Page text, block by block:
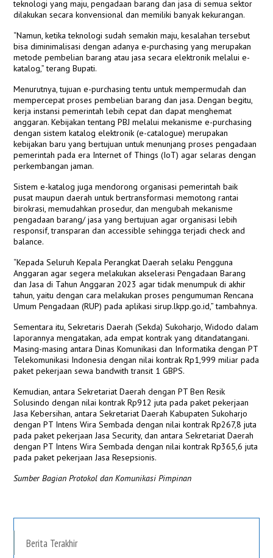
teknologi yang maju, pengadaan barang dan jasa di semua sektor
dilakukan secara konvensional dan memiliki banyak kekurangan.
“Namun, ketika teknologi sudah semakin maju, kesalahan tersebut
bisa diminimalisasi dengan adanya e-purchasing yang merupakan
metode pembelian barang atau jasa secara elektronik melalui e-
katalog,” terang Bupati.
Menurutnya, tujuan e-purchasing tentu untuk mempermudah dan
mempercepat proses pembelian barang dan jasa. Dengan begitu,
kerja instansi pemerintah lebih cepat dan dapat menghemat
anggaran. Kebijakan tentang PBJ melalui mekanisme e-purchasing
dengan sistem katalog elektronik (e-catalogue) merupakan
kebijakan baru yang bertujuan untuk menunjang proses pengadaan
pemerintah pada era Internet of Things (IoT) agar selaras dengan
perkembangan jaman.
Sistem e-katalog juga mendorong organisasi pemerintah baik
pusat maupun daerah untuk bertransformasi memotong rantai
birokrasi, memudahkan prosedur, dan mengubah mekanisme
pengadaan barang/ jasa yang bertujuan agar organisasi lebih
responsif, transparan dan accessible sehingga terjadi check and
balance.
“Kepada Seluruh Kepala Perangkat Daerah selaku Pengguna
Anggaran agar segera melakukan akselerasi Pengadaan Barang
dan Jasa di Tahun Anggaran 2023 agar tidak menumpuk di akhir
tahun, yaitu dengan cara melakukan proses pengumuman Rencana
Umum Pengadaan (RUP) pada aplikasi sirup.lkpp.go.id,” tambahnya.
Sementara itu, Sekretaris Daerah (Sekda) Sukoharjo, Widodo dalam
laporannya mengatakan, ada empat kontrak yang ditandatangani.
Masing-masing antara Dinas Komunikasi dan Informatika dengan PT
Telekomunikasi Indonesia dengan nilai kontrak Rp1,999 miliar pada
paket pekerjaan sewa bandwith transit 1 GBPS.
Kemudian, antara Sekretariat Daerah dengan PT Ben Resik
Solusindo dengan nilai kontrak Rp912 juta pada paket pekerjaan
Jasa Kebersihan, antara Sekretariat Daerah Kabupaten Sukoharjo
dengan PT Intens Wira Sembada dengan nilai kontrak Rp267,8 juta
pada paket pekerjaan Jasa Security, dan antara Sekretariat Daerah
dengan PT Intens Wira Sembada dengan nilai kontrak Rp365,6 juta
pada paket pekerjaan Jasa Resepsionis.
Sumber Bagian Protokol dan Komunikasi Pimpinan
Berita Terakhir